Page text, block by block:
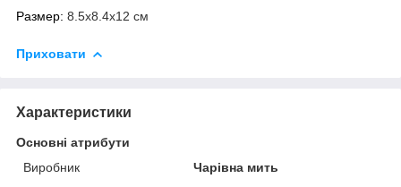
Размер: 8.5x8.4x12 см
Приховати
Характеристики
Основні атрибути
Виробник
Чарівна мить